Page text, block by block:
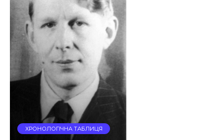
ХРОНОЛОГІЧНА ТАБЛИЦЯ